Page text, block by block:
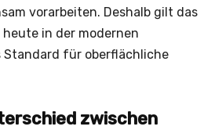
vorarbeiten. Deshalb gilt das
in der modernen
Standard für oberflächliche
zwischen